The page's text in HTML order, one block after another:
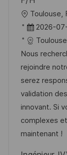
i
c
c
U
b
c
a
c
i
ó
n
Toulouse,
F
e
c
h
a
d
e
p
u
2026-
Toulouse
Nous
rejoindre
serez
validation
innovant. Si
complexes
maintenant !